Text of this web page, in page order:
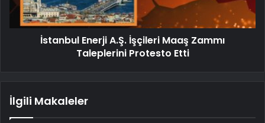
İstanbul Enerji A.Ş. İşçileri Maaş Zammı
Taleplerini Protesto Etti
İlgili Makaleler